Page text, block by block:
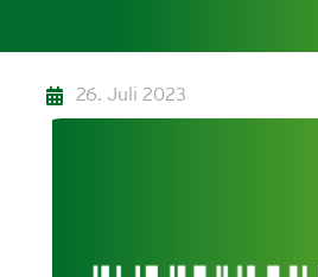
26. Juli 2023